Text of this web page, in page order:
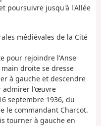
poursuivre jusqu'à l'Allée
médiévales de la Cité
pour rejoindre l'Anse
droite se dresse
à gauche et descendre
admirer l'œuvre
septembre 1936, du
le commandant Charcot.
tourner à gauche en